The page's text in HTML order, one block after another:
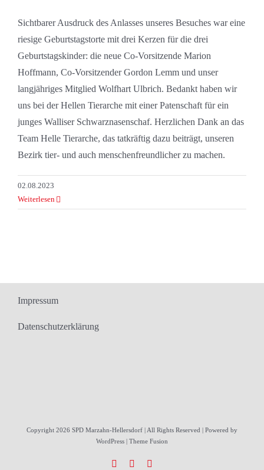
Sichtbarer Ausdruck des Anlasses unseres Besuches war eine
riesige Geburtstagstorte mit drei Kerzen für die drei
Geburtstagskinder: die neue Co-Vorsitzende Marion
Hoffmann, Co-Vorsitzender Gordon Lemm und unser
langjähriges Mitglied Wolfhart Ulbrich. Bedankt haben wir
uns bei der Hellen Tierarche mit einer Patenschaft für ein
junges Walliser Schwarznasenschaf. Herzlichen Dank an das
Team Helle Tierarche, das tatkräftig dazu beiträgt, unseren
Bezirk tier- und auch menschenfreundlicher zu machen.
02.08.2023
Weiterlesen
Impressum
Datenschutzerklärung
Copyright 2026 SPD Marzahn-Hellersdorf | All Rights Reserved | Powered by
WordPress | Theme Fusion
Facebook